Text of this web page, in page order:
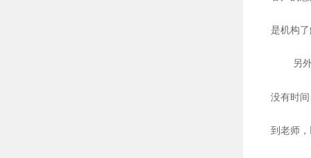
是机构
另
没有时
到老师